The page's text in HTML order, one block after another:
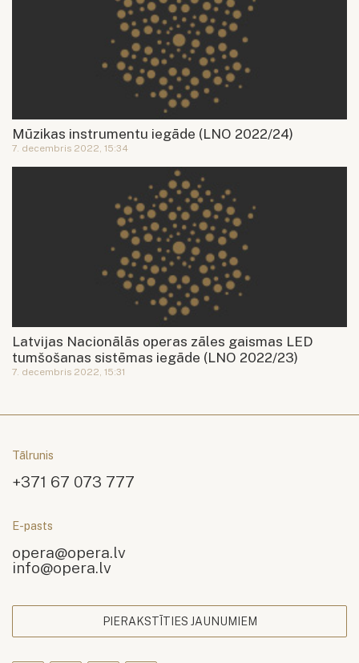
Mūzikas instrumentu iegāde (LNO 2022/24)
7. decembris 2022, 15:34
Latvijas Nacionālās operas zāles gaismas LED
tumšošanas sistēmas iegāde (LNO 2022/23)
7. decembris 2022, 15:31
Tālrunis
+371 67 073 777
E-pasts
opera@opera.lv
info@opera.lv
PIERAKSTĪTIES JAUNUMIEM